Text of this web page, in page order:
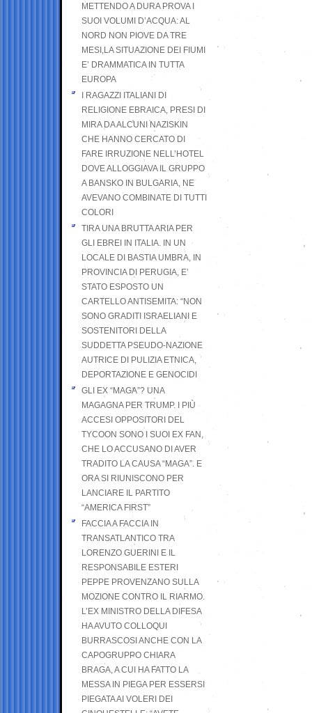
METTENDO A DURA PROVA I
SUOI VOLUMI D’ACQUA: AL
NORD NON PIOVE DA TRE
MESI,LA SITUAZIONE DEI FIUMI
E’ DRAMMATICA IN TUTTA
EUROPA
I RAGAZZI ITALIANI DI
RELIGIONE EBRAICA, PRESI DI
MIRA DA ALCUNI NAZISKIN
CHE HANNO CERCATO DI
FARE IRRUZIONE NELL’HOTEL
DOVE ALLOGGIAVA IL GRUPPO
A BANSKO IN BULGARIA, NE
AVEVANO COMBINATE DI TUTTI
COLORI
TIRA UNA BRUTTA ARIA PER
GLI EBREI IN ITALIA. IN UN
LOCALE DI BASTIA UMBRA, IN
PROVINCIA DI PERUGIA, E’
STATO ESPOSTO UN
CARTELLO ANTISEMITA: “NON
SONO GRADITI ISRAELIANI E
SOSTENITORI DELLA
SUDDETTA PSEUDO-NAZIONE
AUTRICE DI PULIZIA ETNICA,
DEPORTAZIONE E GENOCIDI
GLI EX “MAGA”? UNA
MAGAGNA PER TRUMP. I PIÙ
ACCESI OPPOSITORI DEL
TYCOON SONO I SUOI EX FAN,
CHE LO ACCUSANO DI AVER
TRADITO LA CAUSA “MAGA”. E
ORA SI RIUNISCONO PER
LANCIARE IL PARTITO
“AMERICA FIRST”
FACCIA A FACCIA IN
TRANSATLANTICO TRA
LORENZO GUERINI E IL
RESPONSABILE ESTERI
PEPPE PROVENZANO SULLA
MOZIONE CONTRO IL RIARMO.
L’EX MINISTRO DELLA DIFESA
HA AVUTO COLLOQUI
BURRASCOSI ANCHE CON LA
CAPOGRUPPO CHIARA
BRAGA, A CUI HA FATTO LA
MESSA IN PIEGA PER ESSERSI
PIEGATA AI VOLERI DEI